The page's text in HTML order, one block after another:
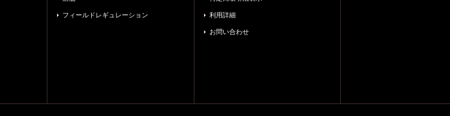
フィールドレギュレーション 利用詳細
お問い合わせ